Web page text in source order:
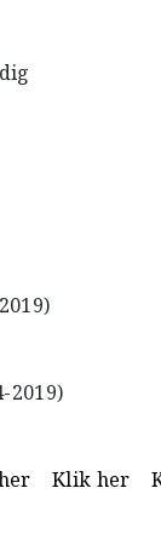
2019)
Klik her